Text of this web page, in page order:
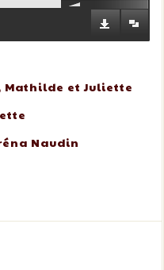
Mathilde et Juliette
Naudin